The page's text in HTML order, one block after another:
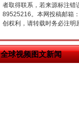
者取得联系，若来源标注
89525216。本网投稿邮箱
创权利，请转载时务必注明
全球视频图文新闻